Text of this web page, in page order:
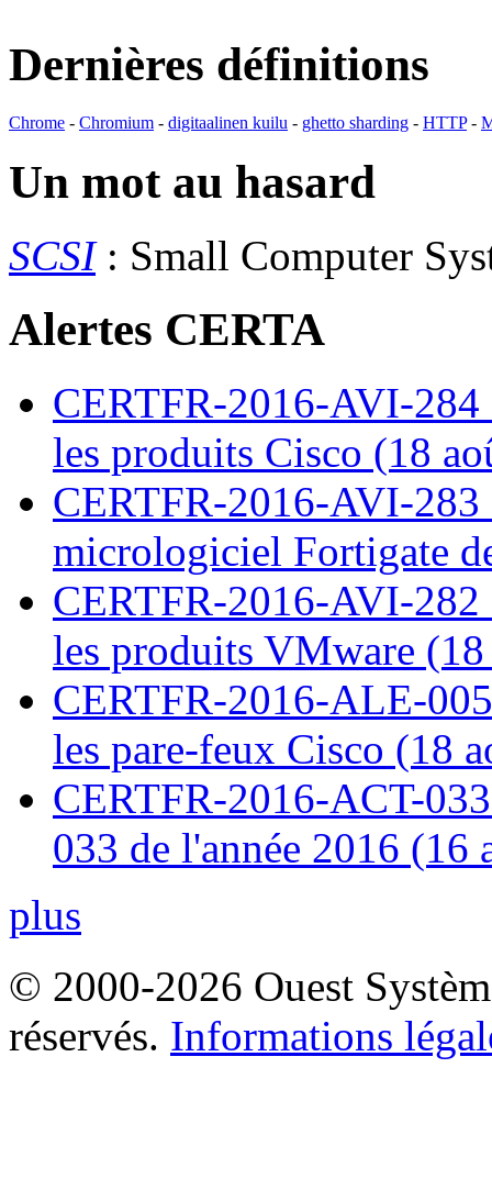
Dernières définitions
Chrome - Chromium - digitaalinen kuilu - ghetto sharding - HTTP-
Un mot au hasard
SCSI: Small Computer
Alertes CERTA
CERTFR-2016-AVI-
les produits Cisco (18
CERTFR-2016-AVI-
micrologiciel Fortigate
CERTFR-2016-AVI-
les produits VMware
CERTFR-2016-ALE-
les pare-feux Cisco (18
CERTFR-2016-ACT-
033 de l'année 2016 (16
plus
© 2000-2026 Ouest
réservés. Informations